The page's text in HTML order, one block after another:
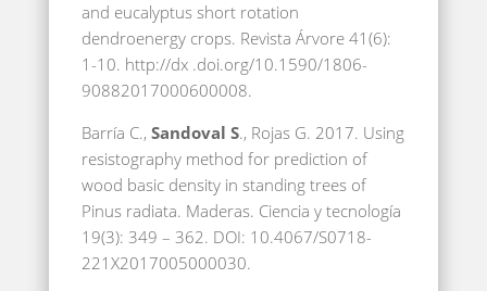
and eucalyptus short rotation
dendroenergy crops. Revista Árvore 41(6):
1-10. http://dx .doi.org/10.1590/1806-
90882017000600008.
Barría C., Sandoval S., Rojas G. 2017. Using
resistography method for prediction of
wood basic density in standing trees of
Pinus radiata. Maderas. Ciencia y tecnología
19(3): 349 – 362. DOI: 10.4067/S0718-
221X2017005000030.